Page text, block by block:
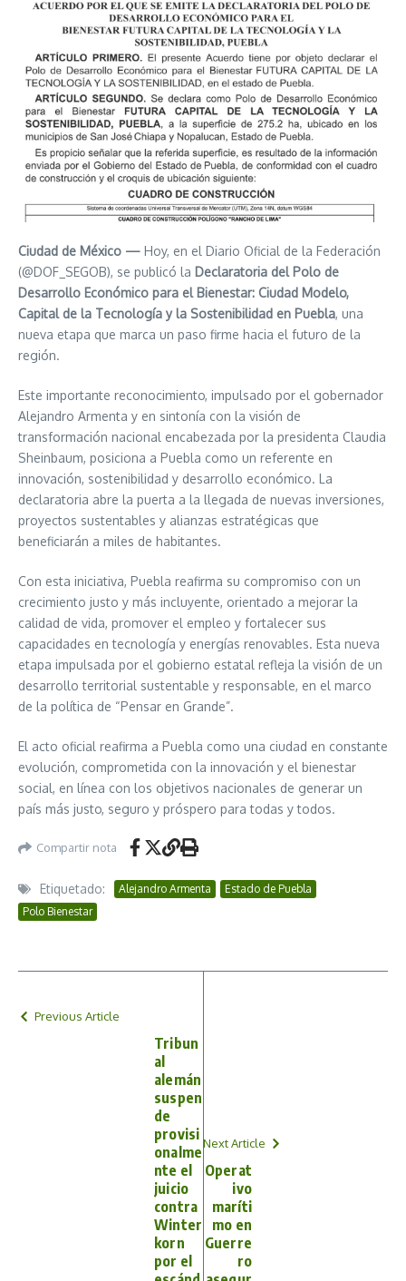
Ciudad de México — Hoy, en el Diario Oficial de la Federación
(@DOF_SEGOB), se publicó la Declaratoria del Polo de
Desarrollo Económico para el Bienestar: Ciudad Modelo,
Capital de la Tecnología y la Sostenibilidad en Puebla, una
nueva etapa que marca un paso firme hacia el futuro de la
región.
Este importante reconocimiento, impulsado por el gobernador
Alejandro Armenta y en sintonía con la visión de
transformación nacional encabezada por la presidenta Claudia
Sheinbaum, posiciona a Puebla como un referente en
innovación, sostenibilidad y desarrollo económico. La
declaratoria abre la puerta a la llegada de nuevas inversiones,
proyectos sustentables y alianzas estratégicas que
beneficiarán a miles de habitantes.
Con esta iniciativa, Puebla reafirma su compromiso con un
crecimiento justo y más incluyente, orientado a mejorar la
calidad de vida, promover el empleo y fortalecer sus
capacidades en tecnología y energías renovables. Esta nueva
etapa impulsada por el gobierno estatal refleja la visión de un
desarrollo territorial sustentable y responsable, en el marco
de la política de “Pensar en Grande”.
El acto oficial reafirma a Puebla como una ciudad en constante
evolución, comprometida con la innovación y el bienestar
social, en línea con los objetivos nacionales de generar un
país más justo, seguro y próspero para todas y todos.
Compartir nota
Etiquetado: Alejandro Armenta
Estado de Puebla
Polo Bienestar
Previous Article
Tribun
al
alemán
suspen
de
provisi
onalme
nte el
juicio
contra
Winter
korn
por el
Next Article
Operat
ivo
maríti
mo en
Guerre
ro